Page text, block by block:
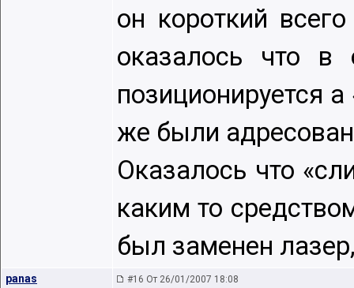
он короткий
оказалось что
позиционируется
же были
Оказалось что
каким то
был заменен
panas #16 От 26/01/2007 18:08